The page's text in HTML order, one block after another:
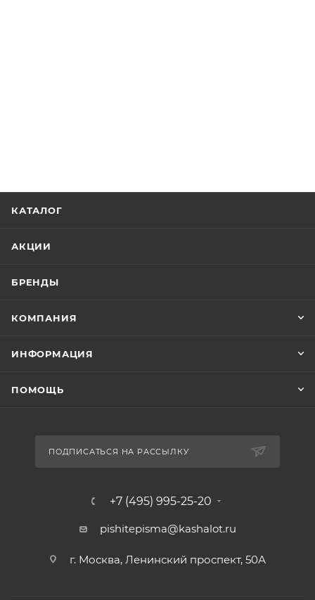
КАТАЛОГ
АКЦИИ
БРЕНДЫ
КОМПАНИЯ
ИНФОРМАЦИЯ
ПОМОЩЬ
ПОДПИСАТЬСЯ НА РАССЫЛКУ
+7 (495) 995-25-20​
pishitepisma@kashalot.ru
г. Москва, Ленинский проспект, 50А​